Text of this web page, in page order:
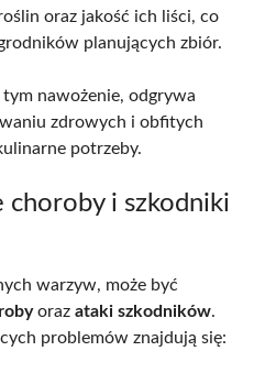
oraz jakość ich liści, co
planujących zbiór.
tym nawożenie, odgrywa
zdrowych i obfitych
potrzeby.
choroby i szkodniki
warzyw, może być
oraz ataki szkodników.
problemów znajdują się: